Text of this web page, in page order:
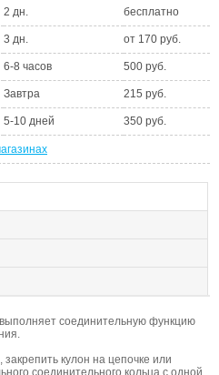
2 дн. бесплатно
3 дн. от 170 руб.
6-8 часов 500 руб.
Завтра 215 руб.
5-10 дней 350 руб.
соединительную функцию
кулон на цепочке или